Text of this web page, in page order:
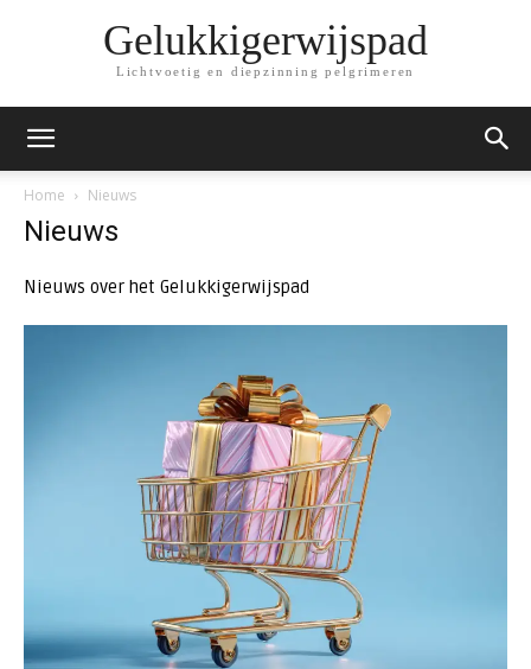
Gelukkigerwijspad
Lichtvoetig en diepzinning pelgrimeren
Home Nieuws
Nieuws
Nieuws over het Gelukkigerwijspad